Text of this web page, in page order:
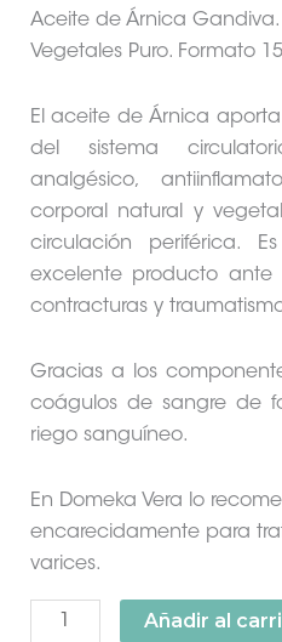
Aceite de Árnica
Vegetales Puro. Formato
El aceite de Árnica
del sistema
analgésico,
corporal natural y
circulación periférica.
excelente producto ante
contracturas y
Gracias a los
coágulos de sangre de
riego sanguíneo.
En Domeka Vera lo
encarecidamente para
varices.
Añadir al